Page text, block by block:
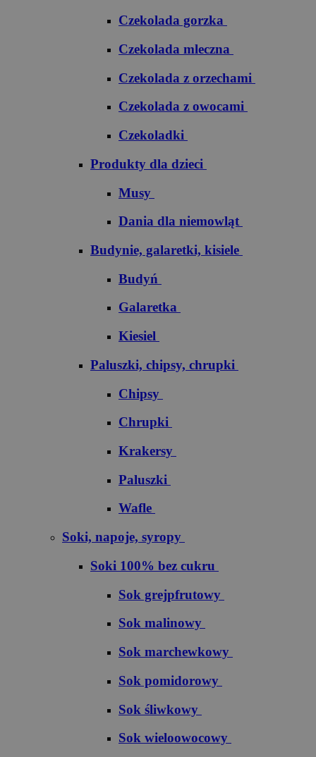
Czekolada gorzka
Czekolada mleczna
Czekolada z orzechami
Czekolada z owocami
Czekoladki
Produkty dla dzieci
Musy
Dania dla niemowląt
Budynie, galaretki, kisiele
Budyń
Galaretka
Kiesiel
Paluszki, chipsy, chrupki
Chipsy
Chrupki
Krakersy
Paluszki
Wafle
Soki, napoje, syropy
Soki 100% bez cukru
S​o​k​ ​g​r​e​j​p​f​r​u​t​o​w​y
Sok malinowy
Sok marchewkowy
Sok pomidorowy
Sok śliwkowy
Sok wieloowocowy